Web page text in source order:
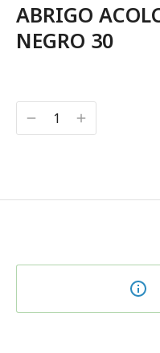
ABRIGO
NEGRO 30